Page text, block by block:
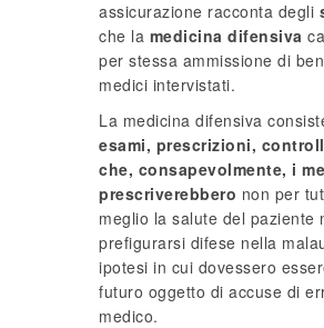
assicurazione racconta degli
che la medicina difensiva
per stessa ammissione di
medici intervistati.
La medicina difensiva
esami, prescrizioni,
che, consapevolmente, i
prescriverebbero non per
meglio la salute del paziente
prefigurarsi difese nella
ipotesi in cui dovessero
futuro oggetto di accuse di
medico.